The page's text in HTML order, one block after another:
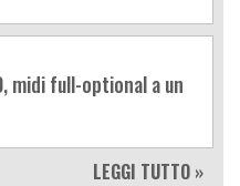
midi full-optional a un
LEGGI TUTTO »